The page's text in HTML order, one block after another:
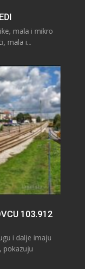
mala i mikro
mala i...
103.912
i dalje imaju
pokazuju